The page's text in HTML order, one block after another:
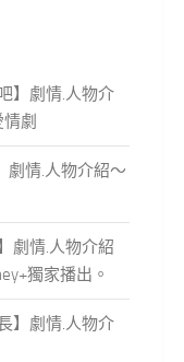
】劇情.人物介
劇
劇情.人物介紹～
劇情.人物介紹
獨家播出。
】劇情.人物介